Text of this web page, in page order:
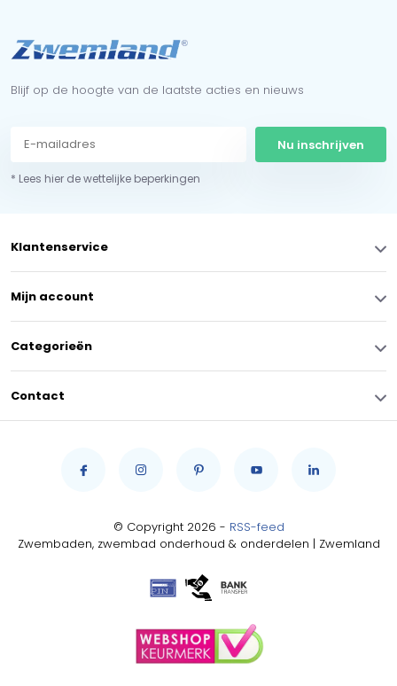
Blijf op de hoogte van de laatste acties en nieuws
Nu inschrijven
* Lees hier de wettelijke beperkingen
Klantenservice
Mijn account
Categorieën
Contact
© Copyright 2026 - RSS-feed
Zwembaden, zwembad onderhoud & onderdelen | Zwemland